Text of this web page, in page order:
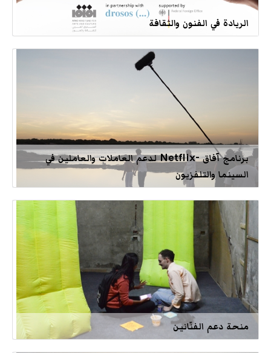
الريادة في الفنون والثقافة
برنامج آفاق -Netflix لدعم العاملات والعاملين في
السينما والتلفزيون
منحة دعم الفنّانين